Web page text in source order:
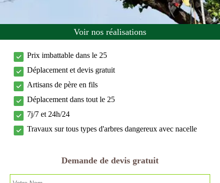
Voir nos réalisations
Prix imbattable dans le 25
Déplacement et devis gratuit
Artisans de père en fils
Déplacement dans tout le 25
7j/7 et 24h/24
Travaux sur tous types d'arbres dangereux avec nacelle
Demande de devis gratuit